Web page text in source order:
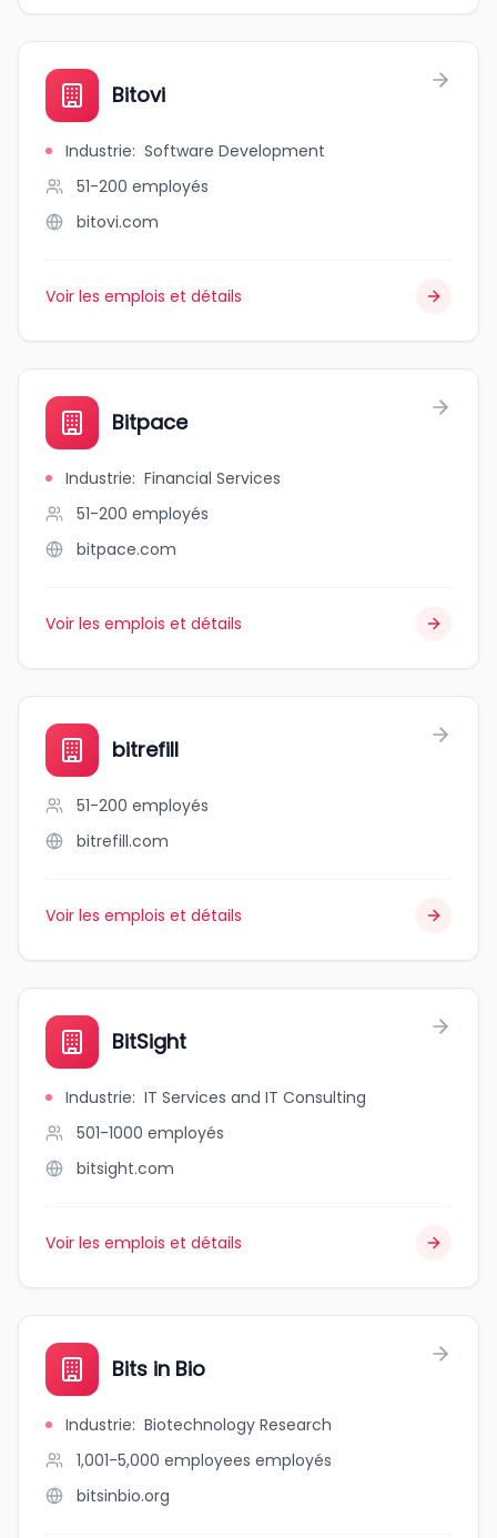
Bitovi
Industrie: Software Development
51-200 employés
bitovi.com
Voir les emplois et détails
Bitpace
Industrie: Financial Services
51-200 employés
bitpace.com
Voir les emplois et détails
bitrefill
51-200 employés
bitrefill.com
Voir les emplois et détails
BitSight
Industrie: IT Services and IT Consulting
501-1000 employés
bitsight.com
Voir les emplois et détails
Bits in Bio
Industrie: Biotechnology Research
1,001-5,000 employees employés
bitsinbio.org